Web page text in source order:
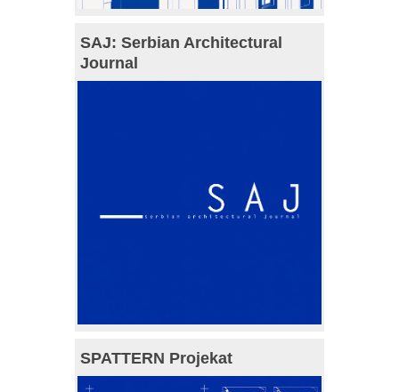
SAJ: Serbian Architectural
Journal
SPATTERN Projekat